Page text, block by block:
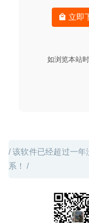
立即
如浏览本站
/ 该软件已经超过一
系！ /
OmniFocus Pro
2020-03-27
Timemator 2.5.2 中
FSNotes 4.1.0 中